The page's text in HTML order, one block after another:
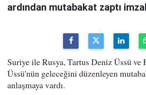
ardından mutabakat zaptı
Suriye ile Rusya, Tartus Deniz Üssü ve
Üssü'nün geleceğini düzenleyen
anlaşmaya vardı.